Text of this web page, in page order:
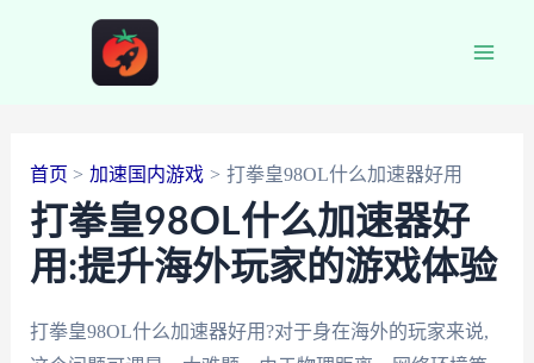
首页 加速国内游戏 打拳皇98OL什么加速器好用
打拳皇98OL什么加速器好
用:提升海外玩家的游戏体验
打拳皇98OL什么加速器好用?对于身在海外的玩家来说,